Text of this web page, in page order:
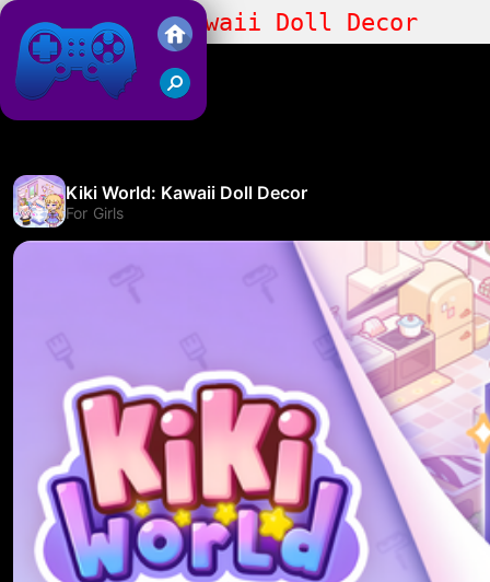
Friv
Kiki World: Kawaii Doll Decor